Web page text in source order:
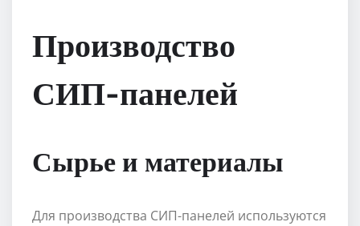
Производство
СИП-панелей
Сырье и материалы
Для производства СИП-панелей используются